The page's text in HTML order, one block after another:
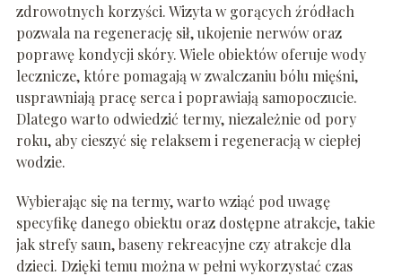
zdrowotnych korzyści. Wizyta w gorących źródłach
pozwala na regenerację sił, ukojenie nerwów oraz
poprawę kondycji skóry. Wiele obiektów oferuje wody
lecznicze, które pomagają w zwalczaniu bólu mięśni,
usprawniają pracę serca i poprawiają samopoczucie.
Dlatego warto odwiedzić termy, niezależnie od pory
roku, aby cieszyć się relaksem i regeneracją w ciepłej
wodzie.
Wybierając się na termy, warto wziąć pod uwagę
specyfikę danego obiektu oraz dostępne atrakcje, takie
jak strefy saun, baseny rekreacyjne czy atrakcje dla
dzieci. Dzięki temu można w pełni wykorzystać czas